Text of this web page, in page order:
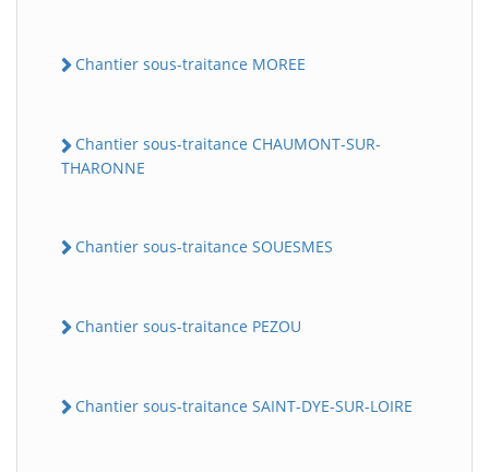
Chantier sous-traitance MOREE
Chantier sous-traitance CHAUMONT-SUR-
THARONNE
Chantier sous-traitance SOUESMES
Chantier sous-traitance PEZOU
Chantier sous-traitance SAINT-DYE-SUR-LOIRE